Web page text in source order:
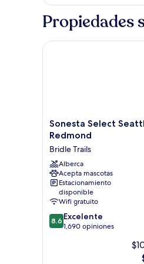
cama
size
Propiedades
Sonesta
Select
Bellevue
Redmond
Bridle
Trails
Sonesta Select
Redmond
Bridle Trails
Alberca
Acepta mascotas
Estacionamiento
disponible
Wifi gratuito
8.6
de
8.6 Excelente
1,690 opiniones
Sonesta Select Seattle